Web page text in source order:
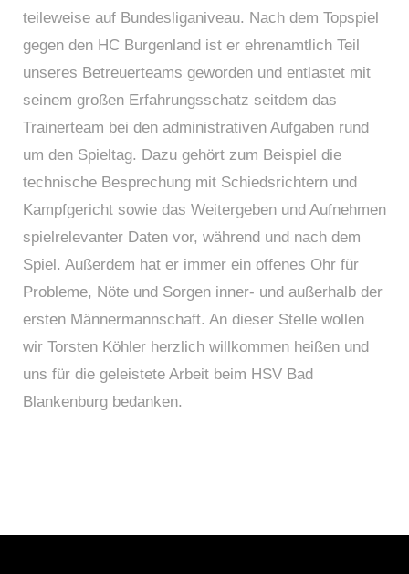
teileweise auf Bundesliganiveau. Nach dem Topspiel
gegen den HC Burgenland ist er ehrenamtlich Teil
unseres Betreuerteams geworden und entlastet mit
seinem großen Erfahrungsschatz seitdem das
Trainerteam bei den administrativen Aufgaben rund
um den Spieltag. Dazu gehört zum Beispiel die
technische Besprechung mit Schiedsrichtern und
Kampfgericht sowie das Weitergeben und Aufnehmen
spielrelevanter Daten vor, während und nach dem
Spiel. Außerdem hat er immer ein offenes Ohr für
Probleme, Nöte und Sorgen inner- und außerhalb der
ersten Männermannschaft. An dieser Stelle wollen
wir Torsten Köhler herzlich willkommen heißen und
uns für die geleistete Arbeit beim HSV Bad
Blankenburg bedanken.